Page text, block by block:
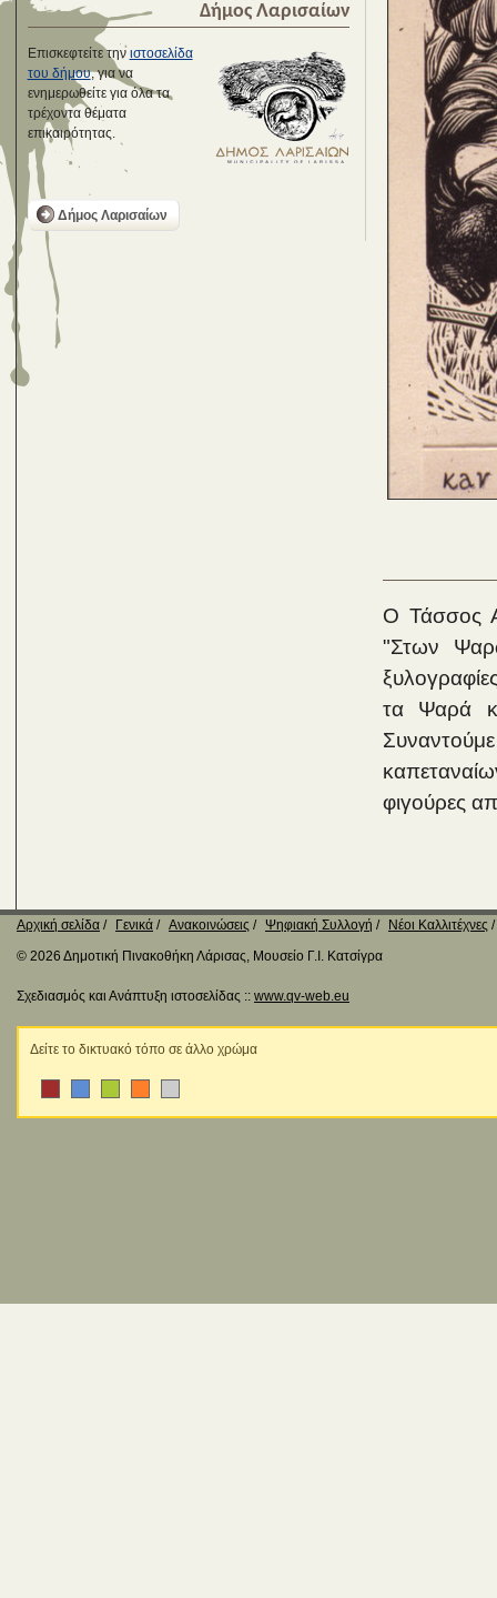
Δήμος Λαρισαίων
Επισκεφτείτε την ιστοσελίδα
του δήμου, για να
ενημερωθείτε για όλα τα
τρέχοντα θέματα
επικαιρότητας.
Δήμος Λαρισαίων
Ο Τάσσος
"Στων
τα Ψαρά
φιγούρες
Αρχική σελίδα Γενικά Ανακοινώσεις Ψηφιακή Συλλογή
Νέοι Καλλιτέχνες
© 2026 Δημοτική Πινακοθήκη Λάρισας, Μουσείο Γ.Ι. Κατσίγρα
Σχεδιασμός και Ανάπτυξη ιστοσελίδας :: www.qv-web.eu
Δείτε το δικτυακό τόπο σε άλλο χρώμα